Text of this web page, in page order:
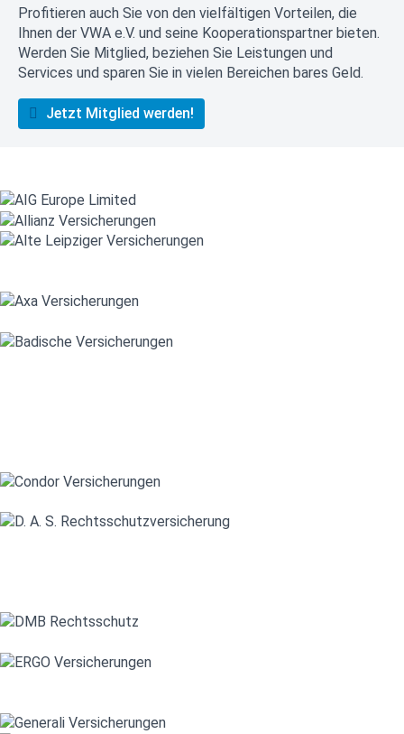
Profitieren auch Sie von den vielfältigen Vorteilen, die
Ihnen der VWA e.V. und seine Kooperationspartner bieten.
Werden Sie Mitglied, beziehen Sie Leistungen und
Services und sparen Sie in vielen Bereichen bares Geld.
Jetzt Mitglied werden!